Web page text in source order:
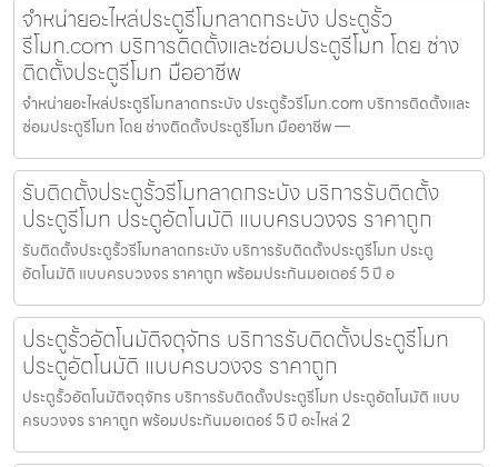
จำหน่ายอะไหล่ประตูรีโมทลาดกระบัง ประตูรั้ว
รีโมท.com บริการติดตั้งและซ่อมประตูรีโมท โดย ช่าง
ติดตั้งประตูรีโมท มืออาชีพ
จำหน่ายอะไหล่ประตูรีโมทลาดกระบัง ประตูรั้วรีโมท.com บริการติดตั้งและ
ซ่อมประตูรีโมท โดย ช่างติดตั้งประตูรีโมท มืออาชีพ —
รับติดตั้งประตูรั้วรีโมทลาดกระบัง บริการรับติดตั้ง
ประตูรีโมท ประตูอัตโนมัติ แบบครบวงจร ราคาถูก
รับติดตั้งประตูรั้วรีโมทลาดกระบัง บริการรับติดตั้งประตูรีโมท ประตู
อัตโนมัติ แบบครบวงจร ราคาถูก พร้อมประกันมอเตอร์ 5 ปี อ
ประตูรั้วอัตโนมัติจตุจักร บริการรับติดตั้งประตูรีโมท
ประตูอัตโนมัติ แบบครบวงจร ราคาถูก
ประตูรั้วอัตโนมัติจตุจักร บริการรับติดตั้งประตูรีโมท ประตูอัตโนมัติ แบบ
ครบวงจร ราคาถูก พร้อมประกันมอเตอร์ 5 ปี อะไหล่ 2